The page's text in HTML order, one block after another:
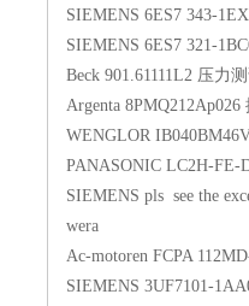
SIEMENS 6ES7 343-
SIEMENS 6ES7 321-
Beck 901.61111L2 压力
Argenta 8PMQ212Ap026
WENGLOR
PANASONIC LC2H-
SIEMENS pls see the
wera
Ac-motoren FCPA
SIEMENS 3UF7101-